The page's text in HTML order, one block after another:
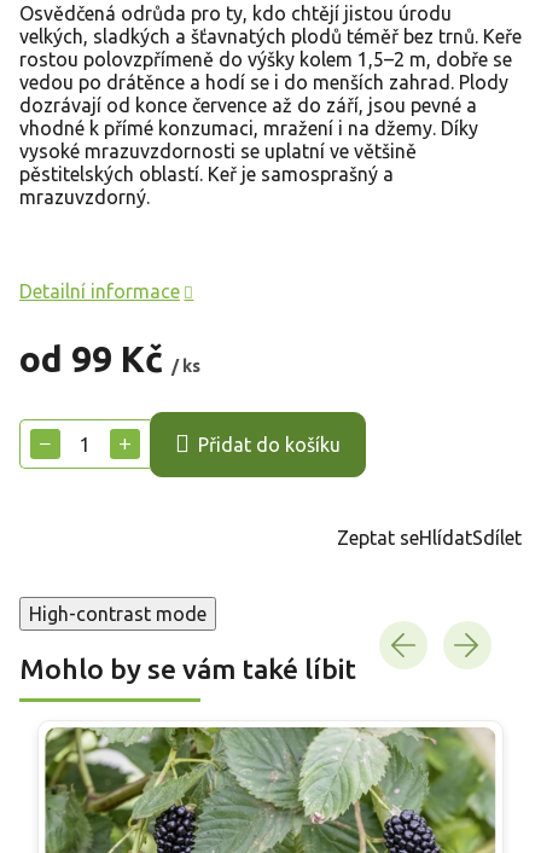
od 99 Kč / ks
cena:
+
− Přidat do košíku
Osvědčená odrůda pro ty, kdo chtějí jistou úrodu
velkých, sladkých a šťavnatých plodů téměř bez trnů. Keře
rostou polovzpřímeně do výšky kolem 1,5–2 m, dobře se
vedou po drátěnce a hodí se i do menších zahrad. Plody
dozrávají od konce července až do září, jsou pevné a
vhodné k přímé konzumaci, mražení i na džemy. Díky
vysoké mrazuvzdornosti se uplatní ve většině
pěstitelských oblastí. Keř je samosprašný a
mrazuvzdorný.
Detailní informace
Zeptat seHlídatSdílet
High-contrast mode
Mohlo by se vám také líbit